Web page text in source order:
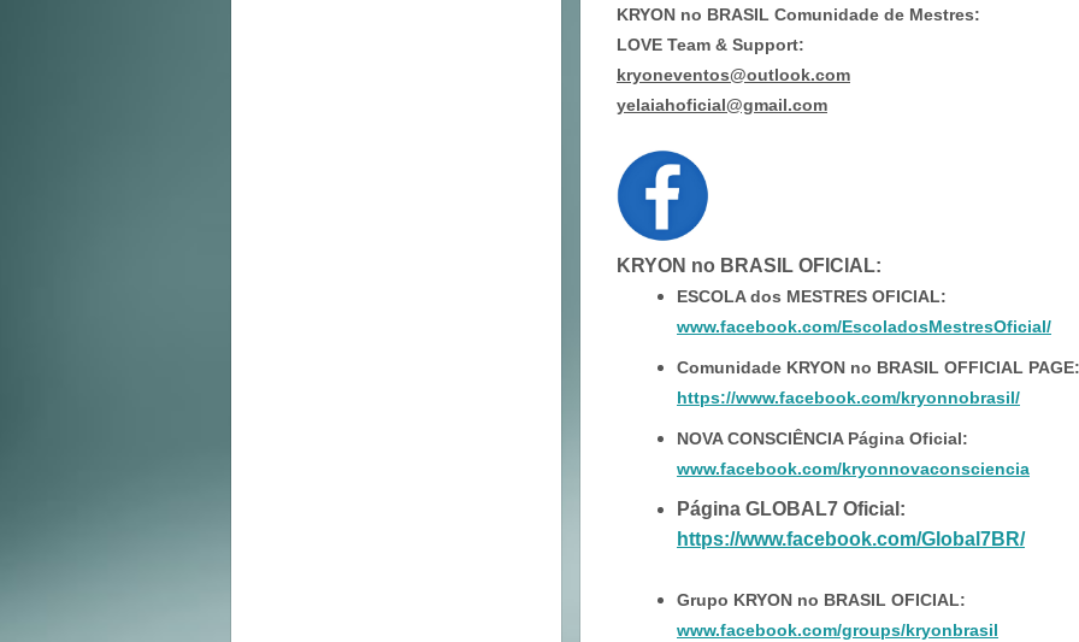
KRYON no BRASIL Comunidade de Mestres:
LOVE Team & Support:
kryoneventos@outlook.com
yelaiahoficial@gmail.com
KRYON no BRASIL OFICIAL:
ESCOLA dos MESTRES OFICIAL:
www.facebook.com/EscoladosMestresOficial/
Comunidade KRYON no BRASIL OFFICIAL PAGE:
https://www.facebook.com/kryonnobrasil/
NOVA CONSCIÊNCIA Página Oficial:
www.facebook.com/kryonnovaconsciencia
Página GLOBAL7 Oficial:
https://www.facebook.com/Global7BR/
Grupo KRYON no BRASIL OFICIAL:
www.facebook.com/groups/kryonbrasil